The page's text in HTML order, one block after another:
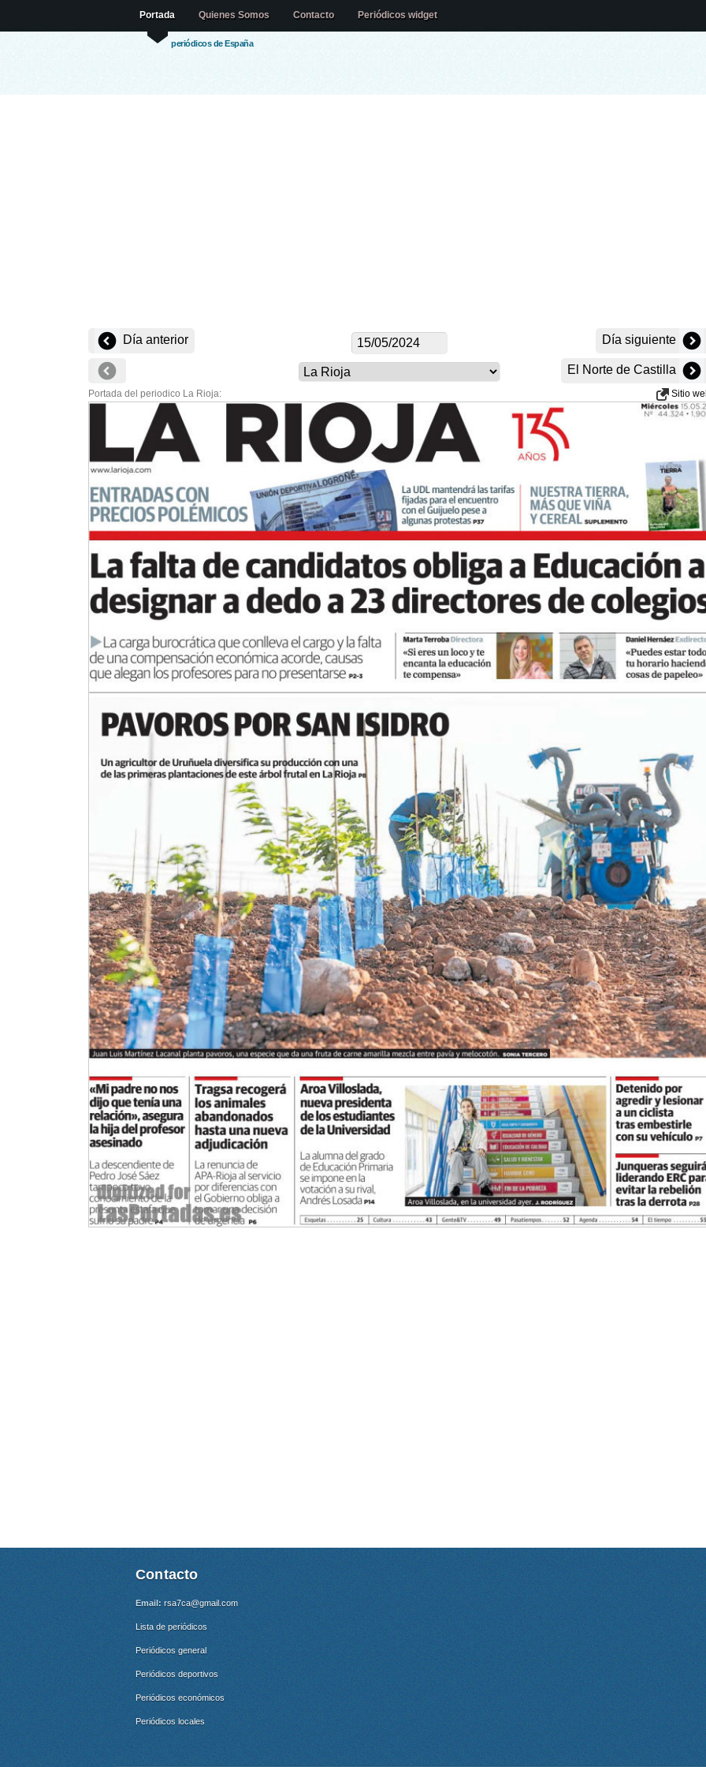
periódicos de España
Portada Quienes Somos Contacto Periódicos widget
Día anterior Día siguiente
El Norte de Castilla
Portada del periodico La Rioja: Sitio
Contacto
Email: rsa7ca@gmail.com
Lista de periódicos
Periódicos general
Periódicos deportivos
Periódicos económicos
Periódicos locales